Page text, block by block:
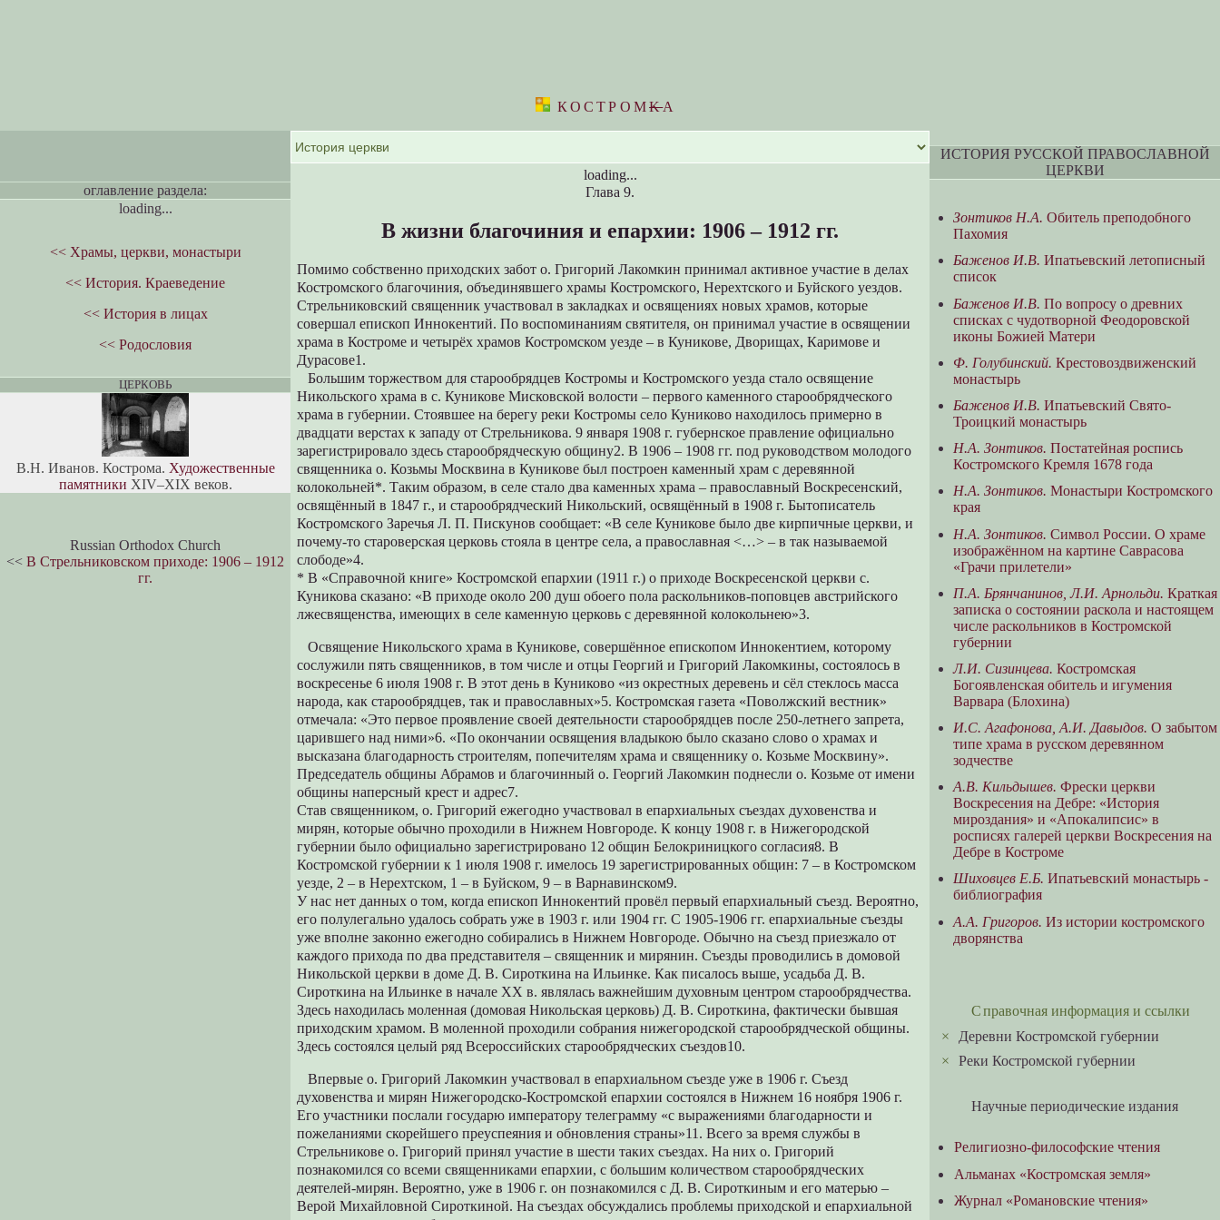
КОСТРОМKА
loading...
Глава 9.
В жизни благочиния и епархии: 1906 – 1912 гг.
Помимо собственно приходских забот о. Григорий Лакомкин принимал активное участие в делах
Костромского благочиния, объединявшего храмы Костромского, Нерехтского и Буйского уездов.
Стрельниковский священник участвовал в закладках и освящениях новых храмов, которые
совершал епископ Иннокентий. По воспоминаниям святителя, он принимал участие в освящении
храма в Костроме и четырёх храмов Костромском уезде – в Куникове, Дворищах, Каримове и
Дурасове1.
Большим торжеством для старообрядцев Костромы и Костромского уезда стало освящение
Никольского храма в с. Куникове Мисковской волости – первого каменного старообрядческого
храма в губернии. Стоявшее на берегу реки Костромы село Куниково находилось примерно в
двадцати верстах к западу от Стрельникова. 9 января 1908 г. губернское правление официально
зарегистрировало здесь старообрядческую общину2. В 1906 – 1908 гг. под руководством молодого
священника о. Козьмы Москвина в Куникове был построен каменный храм с деревянной
колокольней*. Таким образом, в селе стало два каменных храма – православный Воскресенский,
освящённый в 1847 г., и старообрядческий Никольский, освящённый в 1908 г. Бытописатель
Костромского Заречья Л. П. Пискунов сообщает: «В селе Куникове было две кирпичные церкви, и
почему-то староверская церковь стояла в центре села, а православная <…> – в так называемой
слободе»4.
* В «Справочной книге» Костромской епархии (1911 г.) о приходе Воскресенской церкви с.
Куникова сказано: «В приходе около 200 душ обоего пола раскольников-поповцев австрийского
лжесвященства, имеющих в селе каменную церковь с деревянной колокольнею»3.
Освящение Никольского храма в Куникове, совершённое епископом Иннокентием, которому
сослужили пять священников, в том числе и отцы Георгий и Григорий Лакомкины, состоялось в
воскресенье 6 июля 1908 г. В этот день в Куниково «из окрестных деревень и сёл стеклось масса
народа, как старообрядцев, так и православных»5. Костромская газета «Поволжский вестник»
отмечала: «Это первое проявление своей деятельности старообрядцев после 250-летнего запрета,
царившего над ними»6. «По окончании освящения владыкою было сказано слово о храмах и
высказана благодарность строителям, попечителям храма и священнику о. Козьме Москвину».
Председатель общины Абрамов и благочинный о. Георгий Лакомкин поднесли о. Козьме от имени
общины наперсный крест и адрес7.
Став священником, о. Григорий ежегодно участвовал в епархиальных съездах духовенства и
мирян, которые обычно проходили в Нижнем Новгороде. К концу 1908 г. в Нижегородской
губернии было официально зарегистрировано 12 общин Белокриницкого согласия8. В
Костромской губернии к 1 июля 1908 г. имелось 19 зарегистрированных общин: 7 – в Костромском
уезде, 2 – в Нерехтском, 1 – в Буйском, 9 – в Варнавинском9.
У нас нет данных о том, когда епископ Иннокентий провёл первый епархиальный съезд. Вероятно,
его полулегально удалось собрать уже в 1903 г. или 1904 гг. С 1905-1906 гг. епархиальные съезды
уже вполне законно ежегодно собирались в Нижнем Новгороде. Обычно на съезд приезжало от
каждого прихода по два представителя – священник и мирянин. Съезды проводились в домовой
Никольской церкви в доме Д. В. Сироткина на Ильинке. Как писалось выше, усадьба Д. В.
Сироткина на Ильинке в начале XX в. являлась важнейшим духовным центром старообрядчества.
Здесь находилась моленная (домовая Никольская церковь) Д. В. Сироткина, фактически бывшая
приходским храмом. В моленной проходили собрания нижегородской старообрядческой общины.
Здесь состоялся целый ряд Всероссийских старообрядческих съездов10.
Впервые о. Григорий Лакомкин участвовал в епархиальном съезде уже в 1906 г. Съезд
духовенства и мирян Нижегородско-Костромской епархии состоялся в Нижнем 16 ноября 1906 г.
Его участники послали государю императору телеграмму «с выражениями благодарности и
пожеланиями скорейшего преуспеяния и обновления страны»11. Всего за время службы в
Стрельникове о. Григорий принял участие в шести таких съездах. На них о. Григорий
познакомился со всеми священниками епархии, с большим количеством старообрядческих
деятелей-мирян. Вероятно, уже в 1906 г. он познакомился с Д. В. Сироткиным и его матерью –
Верой Михайловной Сироткиной. На съездах обсуждались проблемы приходской и епархиальной
оглавление раздела:
loading...
<< Храмы, церкви, монастыри
<< История. Краеведение
<< История в лицах
<< Родословия
ЦЕРКОВЬ
В.Н. Иванов. Кострома. Художественные
памятники XIV–XIX веков.
Russian Orthodox Church
<< В Стрельниковском приходе: 1906 – 1912
гг.
ИСТОРИЯ РУССКОЙ ПРАВОСЛАВНОЙ
ЦЕРКВИ
Зонтиков Н.А. Обитель преподобного
Пахомия
Баженов И.В. Ипатьевский летописный
список
Баженов И.В. По вопросу о древних
списках с чудотворной Феодоровской
иконы Божией Матери
Ф. Голубинский. Крестовоздвиженский
монастырь
Баженов И.В. Ипатьевский Свято-
Троицкий монастырь
Н.А. Зонтиков. Постатейная роспись
Костромского Кремля 1678 года
Н.А. Зонтиков. Монастыри Костромского
края
Н.А. Зонтиков. Символ России. О храме
изображённом на картине Саврасова
«Грачи прилетели»
П.А. Брянчанинов, Л.И. Арнольди. Краткая
записка о состоянии раскола и настоящем
числе раскольников в Костромской
губернии
Л.И. Сизинцева. Костромская
Богоявленская обитель и игумения
Варвара (Блохина)
И.С. Агафонова, А.И. Давыдов. О забытом
типе храма в русском деревянном
зодчестве
А.В. Кильдышев. Фрески церкви
Воскресения на Дебре: «История
мироздания» и «Апокалипсис» в
росписях галерей церкви Воскресения на
Дебре в Костроме
Шиховцев Е.Б. Ипатьевский монастырь -
библиография
А.А. Григоров. Из истории костромского
дворянства
Справочная информация и ссылки
Деревни Костромской губернии
×Реки Костромской губернии
Научные периодические издания
Религиозно-философские чтения
Альманах «Костромская земля»
Журнал «Романовские чтения»